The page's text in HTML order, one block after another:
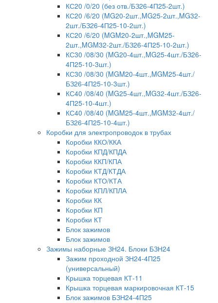
КС20 /0/20 (без отв./БЗ26-4П25-2шт.)
КС20 /6/20 (MG20-2шт.,MG25-2шт.,MG32-
2шт./БЗ26-4П25-10-2шт.)
КС20 /6/20 (MGM20-2шт.,MGM25-
2шт.,MGM32-2шт./БЗ26-4П25-10-2шт.)
КС30 /08/30 (MG20-4шт.,MG25-4шт./БЗ26-
4П25-10-3шт.)
КС30 /08/30 (MGM20-4шт.,MGM25-4шт./
БЗ26-4П25-10-3шт.)
КС40 /08/40 (MG25-4шт.,MG32-4шт./БЗ26-
4П25-10-4шт.)
КС40 /08/40 (MGM25-4шт.,MGM32-4шт./
БЗ26-4П25-10-4шт.)
Коробки для электропроводок в трубах
Коробки ККО/ККА
Коробки КПД/КПДА
Коробки ККП/КПА
Коробки КТД/КТДА
Коробки КТО/КТА
Коробки КПЛ/КПЛА
Коробки КК
Коробки КП
Коробки КТ
Блок зажимов
Блок зажимов
Зажимы наборные ЗН24. Блоки БЗН24
Зажим проходной ЗН24-4П25
(универсальный)
Крышка торцевая КТ-11
Крышка торцевая маркировочная КТ-15
Блок зажимов БЗН24-4П25